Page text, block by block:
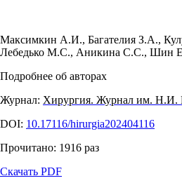
Максимкин А.И., Багателия З.А.,
Лебедько М.С., Аникина С.С., Шин
Подробнее об авторах
Журнал: Хирургия. Журнал им. Н.И.
DOI: 10.17116/hirurgia202404116
Прочитано: 1916 раз
Скачать PDF